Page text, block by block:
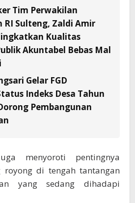
Tim Perwakilan
RI Sulteng, Zaldi Amir
Kualitas
Akuntabel Bebas Mal
Gelar FGD
Indeks Desa Tahun
Pembangunan
menyoroti pentingnya
royong di tengah tantangan
yang sedang dihadapi